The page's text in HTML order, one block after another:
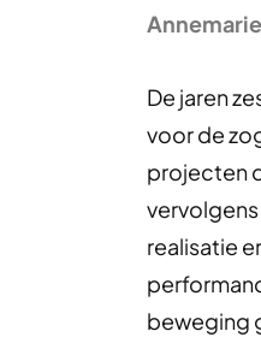
De jaren
voor de
projecten
realisatie
beweging